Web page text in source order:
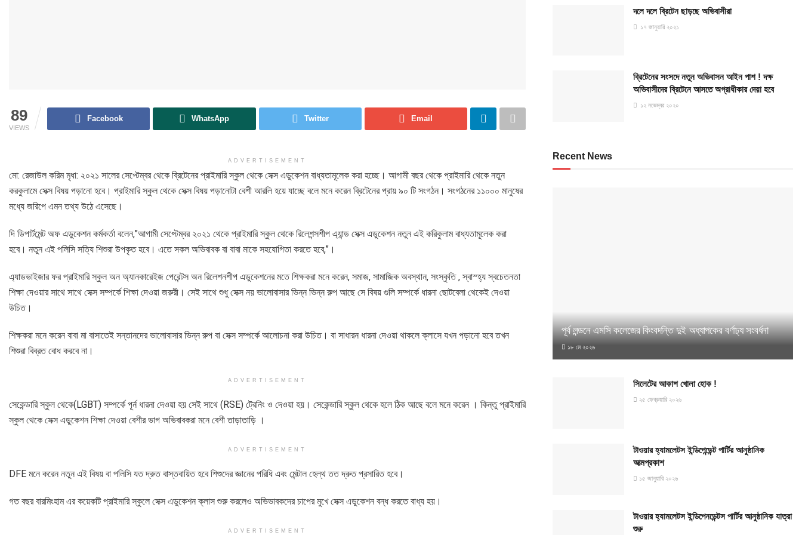
89
VIEWS
Facebook WhatsApp Twitter Email
ADVERTISEMENT
মো: রেজাউল করিম মৃধা: ২০২১ সালের সেপ্টেম্বর থেকে ব্রিটেনের প্রাইমারি স্কুল থেকে সেক্স এডুকেশন বাধ্যতামূলেক করা হচ্ছে। আগামী বছর থেকে প্রাইমারি থেকে নতুন
করকুলামে সেক্স বিষয় পড়ানো হবে। প্রাইমারি স্কুল থেকে সেক্স বিষয় পড়ানোটা বেশী আরলি হয়ে যাচ্ছে বলে মনে করেন ব্রিটেনের প্রায় ৯০ টি সংগঠন। সংগঠনের ১১০০০ মানুষের
মধ্যে জরিপে এমন তথ্য উঠে এসেছে।
দি ডিপার্টমেন্ট অফ এডুকেশন কর্মকর্তা বলেন,”আগামী সেপ্টেম্বর ২০২১ থেকে প্রাইমারি স্কুল থেকে রিলেশন্সশীপ এ্যান্ড সেক্স এডুকেশন নতুন এই করিকুলাম বাধ্যতামূলেক করা
হবে। নতুন এই পলিসি সত্যি শিশুরা উপকৃত হবে। এতে সকল অভিবাবক বা বাবা মাকে সহযোগিতা করতে হবে,”।
এ্যাডভাইজার ফর প্রাইমারি স্কুল অন অ্যানকারেইজ পেরেন্টস অন রিলেশনশীপ এডুকেশনের মতে শিক্ষকরা মনে করেন, সমাজ, সামাজিক অবস্থান, সংস্কৃতি , স্বাস্হ্য স্বচেতনতা
শিক্ষা দেওয়ার সাথে সাথে সেক্স সম্পর্কে শিক্ষা দেওয়া জরুরী। সেই সাথে শুধু সেক্স নয় ভালোবাসার ভিন্ন ভিন্ন রুপ আছে সে বিষয় গুলি সম্পর্কে ধারনা ছোটবেলা থেকেই দেওয়া
উচিত।
শিক্ষকরা মনে করেন বাবা মা বাসাতেই সন্তানদের ভালোবাসার ভিন্ন রুপ বা সেক্স সম্পর্কে আলোচনা করা উচিত। বা সাধারন ধারনা দেওয়া থাকলে ক্লাসে যখন পড়ানো হবে তখন
শিশুরা বিব্রত বোধ করবে না।
ADVERTISEMENT
সেকেন্ডারি স্কুল থেকে(LGBT) সম্পর্কে পূর্ন ধারনা দেওয়া হয় সেই সাথে (RSE) ট্রেনিং ও দেওয়া হয়। সেকেন্ডারি স্কুল থেকে হলে ঠিক আছে বলে মনে করেন । কিন্তু প্রাইমারি
স্কুল থেকে সেক্স এডুকেশন শিক্ষা দেওয়া বেশীর ভাগ অভিবাবকরা মনে বেশী তাড়াতাড়ি ।
ADVERTISEMENT
DFE মনে করেন নতুন এই বিষয় বা পলিসি যত দ্রুত বাস্তবায়িত হবে শিশুদের জ্ঞানের পরিধি এবং মেন্টাল হেল্থ তত দ্রুত প্রসারিত হবে।
গত বছর বারমিংহাম এর কয়েকটি প্রাইমারি স্কুলে সেক্স এডুকেশন ক্লাস শুরু করলেও অভিভাবকদের চাপের মুখে সেক্স এডুকেশন বন্ধ করতে বাধ্য হয়।
ADVERTISEMENT
দলে দলে ব্রিটেন ছাড়ছে অভিবাসীরা
১৭ জানুয়ারি ২০২১
ব্রিটেনের সংসদে নতুন অভিবাসন আইন পাশ ! দক্ষ
অভিবাসীদের ব্রিটেনে আসতে অগ্রাধীকার দেয়া হবে
১২ নভেম্বর ২০২০
Recent News
পূর্ব লন্ডনে এমসি কলেজের কিংবদন্তি দুই অধ্যাপকের বর্ণাঢ্য সংবর্ধনা
১৮ মে ২০২৬
সিলেটের আকাশ খোলা হোক !
২৫ ফেব্রুয়ারি ২০২৬
টাওয়ার হ্যামলেটস ইন্ডিপেন্ডেন্ট পার্টির আনুষ্ঠানিক
আত্মপ্রকাশ
১৫ জানুয়ারি ২০২৬
টাওয়ার হ্যামলেটস ইন্ডিপেনডেন্টস পার্টির আনুষ্ঠানিক যাত্রা
শুরু